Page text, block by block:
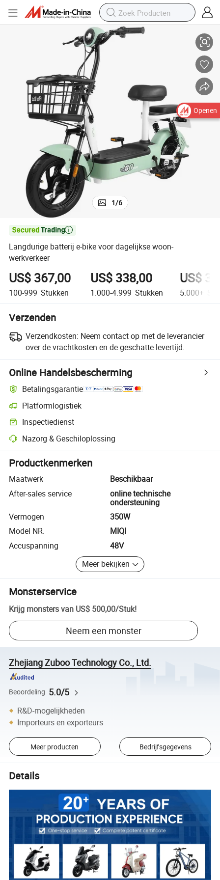
Langdurige batterij e-bike voor dagelijkse woon-werkverkeer
1/6

Langdurige batterij e-bike voor dagelijkse woon-
werkverkeer
US$ 367,00
100-999 Stukken
US$ 338,00
1.000-4.999 Stukken
US$
5.000+
Verzenden
Verzendkosten: Neem contact op met de leverancier
over de vrachtkosten en de geschatte levertijd.
Online Handelsbescherming
Betalingsgarantie
Platformlogistiek
Duidelijker zendingtracking met platformondersteunde logistiek
Inspectiedienst
Optionele pre-shipment inspectie voor kwaliteits- en
Nazorg & Geschiloplossing
Platformondersteunde geschiloplossing, inclusief terugbetalingen of
Productkenmerken
Maatwerk
Beschikbaar
After-sales service
online technische
ondersteuning
Vermogen
350W
Model NR.
MIQI
Accuspanning
48V
Meer bekijken
Monsterservice
Krijg monsters van US$ 500,00/Stuk!
Neem een monster
Zhejiang Zuboo Technology Co., Ltd.
Beoordeling 5.0/5
R&D-mogelijkheden
Importeurs en exporteurs
Meer producten Bedrijfsgegevens
Details
Openen